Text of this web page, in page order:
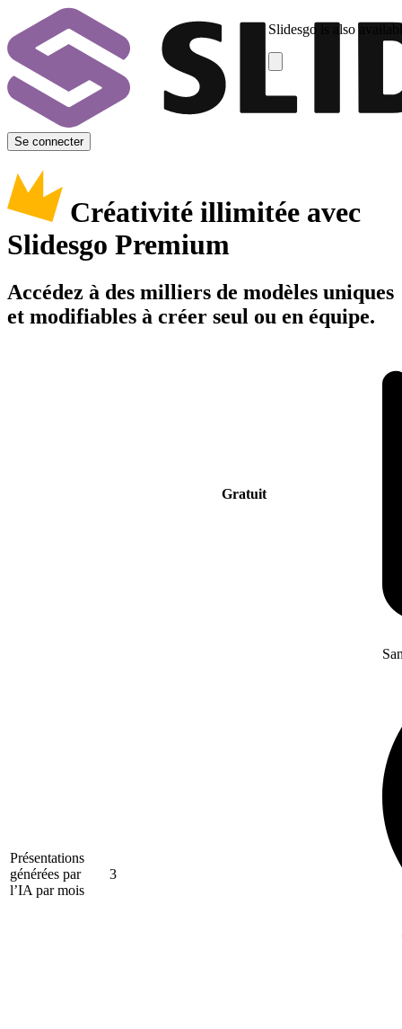
Slidesgo is also
Se connecter
Créativité illimitée avec
Slidesgo Premium
Accédez à des milliers de modèles uniques
et modifiables à créer seul ou en équipe.
Gratuit
Présentations
générées par
l’IA par mois
3